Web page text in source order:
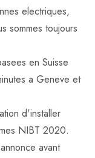
electriques,
sommes toujours
en Suisse
a Geneve et
d'installer
NIBT 2020.
avant